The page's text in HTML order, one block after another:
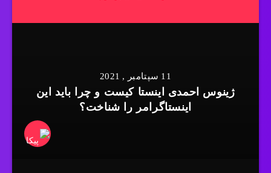
11 سپتامبر , 2021
ژینوس احمدی اینستا کیست و چرا باید این
اینستاگرامر را شناخت؟